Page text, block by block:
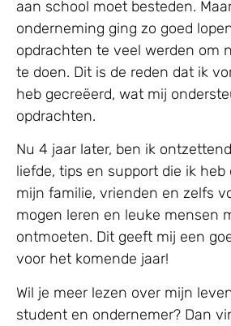
aan school moet besteden.
onderneming ging zo goed
opdrachten te veel werden om
te doen. Dit is de reden dat ik
heb gecreëerd, wat mij
opdrachten.
Nu 4 jaar later, ben ik
liefde, tips en support die ik
mijn familie, vrienden en zelfs
mogen leren en leuke mensen
ontmoeten. Dit geeft mij een
voor het komende jaar!
Wil je meer lezen over mijn
student en ondernemer? Dan